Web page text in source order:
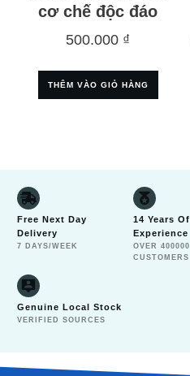
cơ chế độc đáo
500.000 ₫
THÊM VÀO GIỎ HÀNG
Free Next Day
Delivery
7 DAYS/WEEK
14 Years Of
Experience
OVER 400000
CUSTOMERS
Genuine Local Stock
VERIFIED SOURCES